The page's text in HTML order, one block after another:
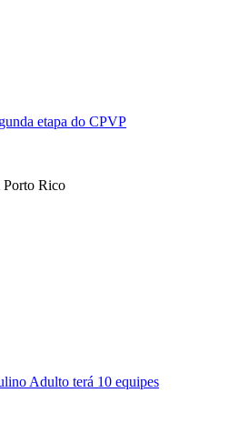
etapa do CPVP
Porto Rico
Adulto terá 10 equipes